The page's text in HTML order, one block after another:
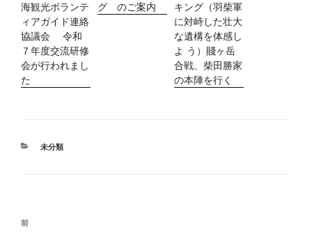
海観光ボランテ
ィアガイド連絡
協議会 令和
７年度交流研修
会が行われまし
た
グ のご案内
キング（羽柴軍
に対峙した壮大
な遺構を体感し
よ う）賤ヶ岳
合戦、柴田勝家
の本陣を行く
カ
未分類
投
過
前